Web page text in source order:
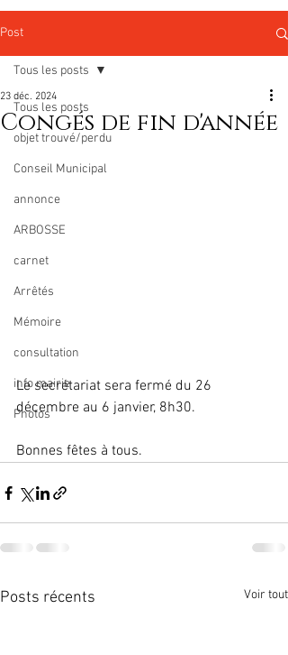
Post
Tous les posts
objet trouvé/perdu
Conseil Municipal
annonce
ARBOSSE
carnet
Arrêtés
Mémoire
consultation
info mairie
Photos
Tous les posts
Congés de fin d'année
23 déc. 2024
Le secrétariat sera fermé du 26
décembre au 6 janvier, 8h30.
Bonnes fêtes à tous.
Posts récents Voir tout